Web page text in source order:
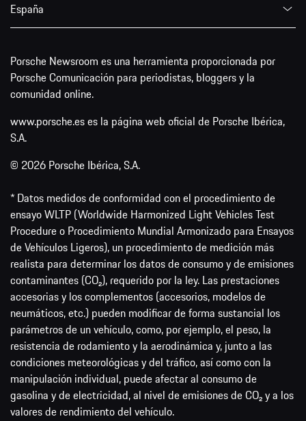
España
Porsche Newsroom es una herramienta proporcionada por
Porsche Comunicación para periodistas, bloggers y la
comunidad online.
www.porsche.es es la página web oficial de Porsche Ibérica,
S.A.
© 2026 Porsche Ibérica, S.A.
* Datos medidos de conformidad con el procedimiento de
ensayo WLTP (Worldwide Harmonized Light Vehicles Test
Procedure o Procedimiento Mundial Armonizado para Ensayos
de Vehículos Ligeros), un procedimiento de medición más
realista para determinar los datos de consumo y de emisiones
contaminantes (CO₂), requerido por la ley. Las prestaciones
accesorias y los complementos (accesorios, modelos de
neumáticos, etc.) pueden modificar de forma sustancial los
parámetros de un vehículo, como, por ejemplo, el peso, la
resistencia de rodamiento y la aerodinámica y, junto a las
condiciones meteorológicas y del tráfico, así como con la
manipulación individual, puede afectar al consumo de
gasolina y de electricidad, al nivel de emisiones de CO₂ y a los
valores de rendimiento del vehículo.